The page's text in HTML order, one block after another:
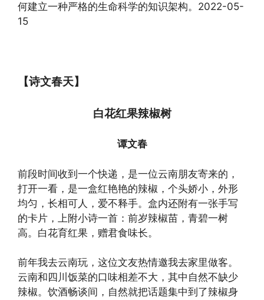
何建立一种严格的生命科学的知识架构。2022-05-
15
【诗文春天】
白花红果辣椒树
谭文春
前段时间收到一个快递，是一位云南朋友寄来的，
打开一看，是一盒红艳艳的辣椒，个头娇小，外形
均匀，长相可人，爱不释手。盒内还附有一张手写
的卡片，上附小诗一首：前岁辣椒苗，青碧一树
高。白花育红果，赠君食味长。
前年我去云南玩，这位文友热情邀我去家里做客。
云南和四川饭菜的口味相差不大，其中自然不缺少
辣椒。饮酒畅谈间，自然就把话题集中到了辣椒身